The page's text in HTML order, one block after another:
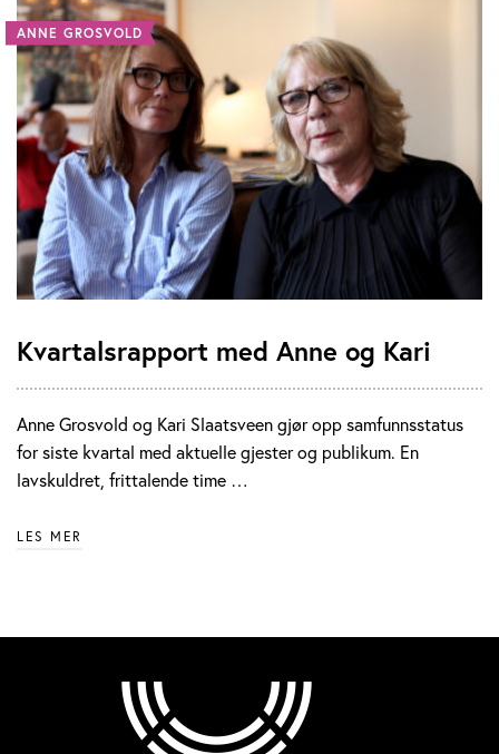
ANNE GROSVOLD
Kvartalsrapport med Anne og Kari
Anne Grosvold og Kari Slaatsveen gjør opp samfunnsstatus
for siste kvartal med aktuelle gjester og publikum. En
lavskuldret, frittalende time …
LES MER